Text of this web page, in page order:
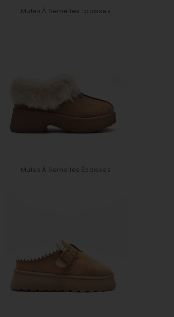
Mules À Semelles Épaisses
Mules À Semelles Épaisses